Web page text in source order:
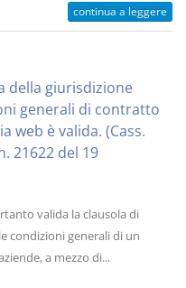
continua a leggere
della giurisdizione
generali di contratto
web è valida. (Cass.
21622 del 19
valida la clausola di
condizioni generali di un
a mezzo di...